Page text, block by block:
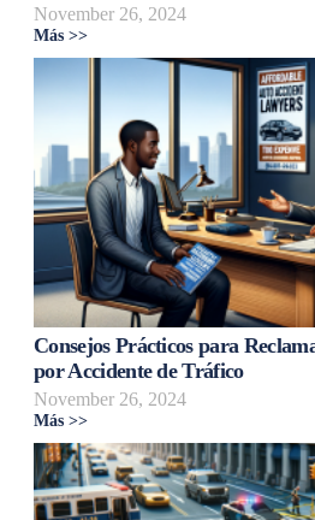
November 26, 2024
Más >>
Consejos Prácticos para
por Accidente de Tráfico
November 26, 2024
Más >>